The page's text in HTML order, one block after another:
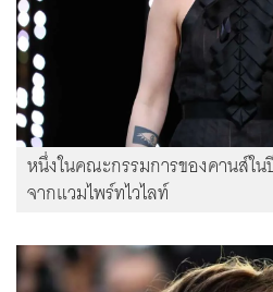
หนึ่งในคณะกรรมการของคานส์ใ
จากแวมไพร์ทไวไลท์